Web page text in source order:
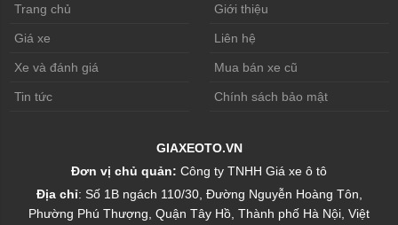
Trang chủ Giới thiệu
Giá xe Liên hệ
Xe và đánh giá Mua bán xe cũ
Tin tức Chính sách bảo mật
GIAXEOTO.VN
Đơn vị chủ quản: Công ty TNHH Giá xe ô tô
Địa chỉ: Số 1B ngách 110/30, Đường Nguyễn Hoàng Tôn,
Phường Phú Thượng, Quận Tây Hồ, Thành phố Hà Nội, Việt